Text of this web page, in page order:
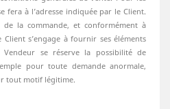
fera à l’adresse indiquée par le Client.
la commande, et conformément à
Client s’engage à fournir ses éléments
Vendeur se réserve la possibilité de
pour toute demande anormale,
tout motif légitime.